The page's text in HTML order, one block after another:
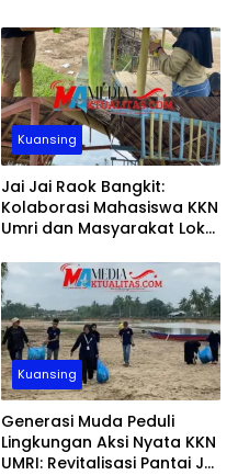
Kuansing
Jai Jai Raok Bangkit:
Kolaborasi Mahasiswa KKN
Umri dan Masyarakat Lokal
Wisata Pantai Jai Jai Raok
Kuansing
Generasi Muda Peduli
Lingkungan Aksi Nyata KKN
UMRI: Revitalisasi Pantai Jai